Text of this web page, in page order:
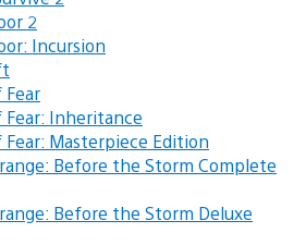
2
Incursion
Fear
Fear: Inheritance
Fear: Masterpiece Edition
Before the Storm Complete
Before the Storm Deluxe